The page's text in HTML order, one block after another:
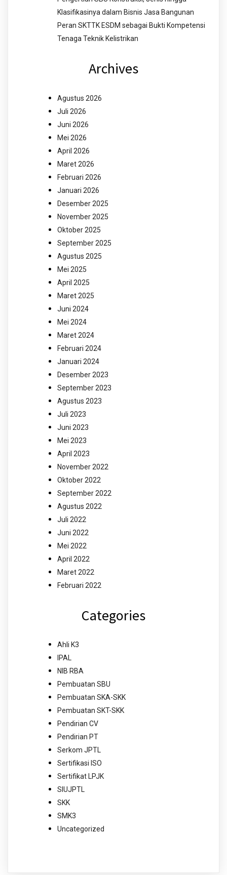
Klasifikasinya dalam Bisnis Jasa Bangunan
Peran SKTTK ESDM sebagai Bukti Kompetensi
Tenaga Teknik Kelistrikan
Archives
Agustus 2026
Juli 2026
Juni 2026
Mei 2026
April 2026
Maret 2026
Februari 2026
Januari 2026
Desember 2025
November 2025
Oktober 2025
September 2025
Agustus 2025
Mei 2025
April 2025
Maret 2025
Juni 2024
Mei 2024
Maret 2024
Februari 2024
Januari 2024
Desember 2023
September 2023
Agustus 2023
Juli 2023
Juni 2023
Mei 2023
April 2023
November 2022
Oktober 2022
September 2022
Agustus 2022
Juli 2022
Juni 2022
Mei 2022
April 2022
Maret 2022
Februari 2022
Categories
Ahli K3
IPAL
NIB RBA
Pembuatan SBU
Pembuatan SKA-SKK
Pembuatan SKT-SKK
Pendirian CV
Pendirian PT
Serkom JPTL
Sertifikasi ISO
Sertifikat LPJK
SIUJPTL
SKK
SMK3
Uncategorized